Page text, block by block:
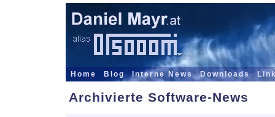
Home Blog Interne News Downloads
Archivierte Software-News